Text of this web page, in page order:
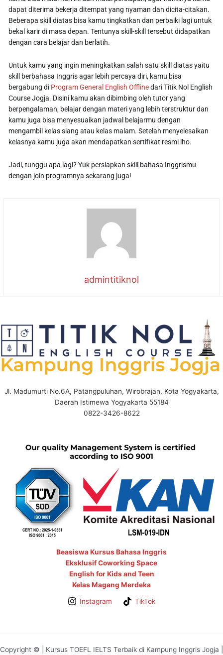
dapat diterima bekerja ditempat yang nyaman dan dicita-citakan.
Beberapa skill diatas bisa kamu tingkatkan dan perbaiki lagi untuk
bekal karir di masa depan. Tentunya skill-skill tersebut didapatkan
dengan cara belajar dan berlatih.
Untuk kamu yang ingin meningkatkan salah satu skill diatas yaitu
skill berbahasa Inggris agar lebih percaya diri, kamu bisa
bergabung di Program General English Offlinedari Titik Nol English
Course Jogja. Disini kamu akan dibimbing oleh tutor yang
berpengalaman, belajar dengan materi yang lebih terstruktur dan
kamu juga bisa menyesuaikan jadwal belajarmu dengan
mengambil kelas siang atau kelas malam. Setelah menyelesaikan
kelasnya kamu juga akan mendapatkan sertifikat resmi lho.
Jadi, tunggu apa lagi? Yuk persiapkan skill bahasa Inggrismu
dengan join programnya sekarang juga!
admintitiknol
Jl. Madumurti No.6A, Patangpuluhan, Wirobrajan, Kota Yogyakarta,
Daerah Istimewa Yogyakarta 55184
0822-3426-8622
Beasiswa Kursus Bahasa Inggris
Eksklusif Coworking Space
English for Kids and Teen
Kelas Magang Merdeka
Instagram TikTok
Copyright © | Kursus TOEFL IELTS Terbaik di Kampung Inggris Jogja |